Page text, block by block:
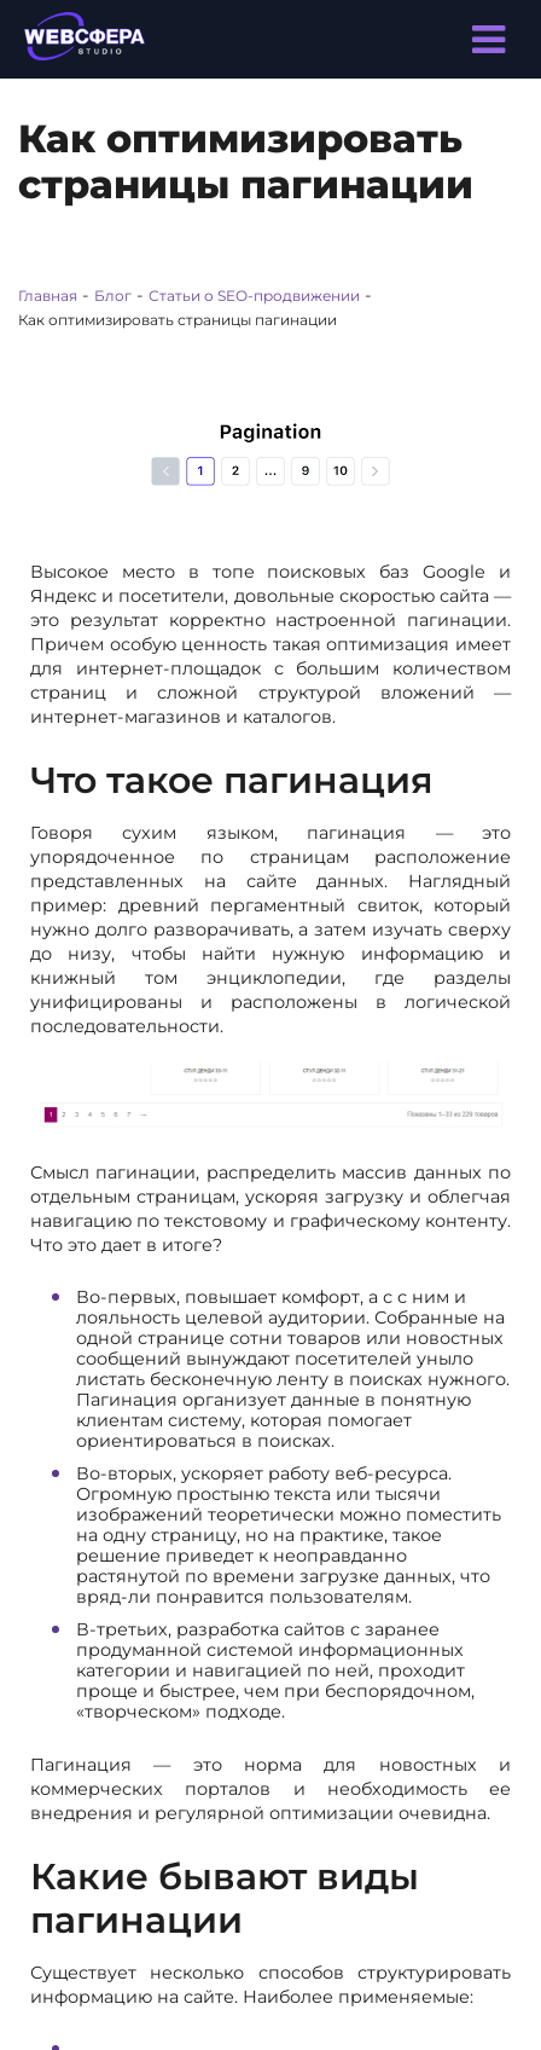
Как оптимизировать
страницы пагинации
Главная - Блог - Статьи о SEO-продвижении -
Как оптимизировать страницы пагинации
Высокое место в топе поисковых баз Google и
Яндекс и посетители, довольные скоростью сайта —
это результат корректно настроенной пагинации.
Причем особую ценность такая оптимизация имеет
для интернет-площадок с большим количеством
страниц и сложной структурой вложений —
интернет-магазинов и каталогов.
Что такое пагинация
Говоря сухим языком, пагинация — это
упорядоченное по страницам расположение
представленных на сайте данных. Наглядный
пример: древний пергаментный свиток, который
нужно долго разворачивать, а затем изучать сверху
до низу, чтобы найти нужную информацию и
книжный том энциклопедии, где разделы
унифицированы и расположены в логической
последовательности.
Смысл пагинации, распределить массив данных по
отдельным страницам, ускоряя загрузку и облегчая
навигацию по текстовому и графическому контенту.
Что это дает в итоге?
Во-первых, повышает комфорт, а с с ним и
лояльность целевой аудитории. Собранные на
одной странице сотни товаров или новостных
сообщений вынуждают посетителей уныло
листать бесконечную ленту в поисках нужного.
Пагинация организует данные в понятную
клиентам систему, которая помогает
ориентироваться в поисках.
Во-вторых, ускоряет работу веб-ресурса.
Огромную простыню текста или тысячи
изображений теоретически можно поместить
на одну страницу, но на практике, такое
решение приведет к неоправданно
растянутой по времени загрузке данных, что
вряд-ли понравится пользователям.
В-третьих, разработка сайтов с заранее
продуманной системой информационных
категории и навигацией по ней, проходит
проще и быстрее, чем при беспорядочном,
«творческом» подходе.
Пагинация — это норма для новостных и
коммерческих порталов и необходимость ее
внедрения и регулярной оптимизации очевидна.
Какие бывают виды
пагинации
Существует несколько способов структурировать
информацию на сайте. Наиболее применяемые: